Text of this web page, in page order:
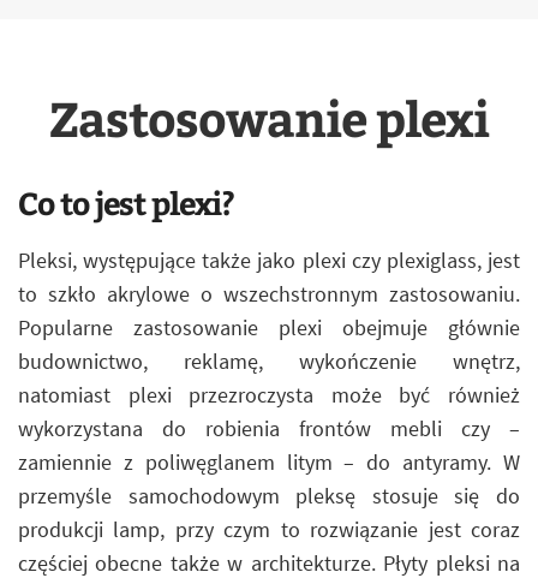
Zastosowanie plexi
Co to jest plexi?
Pleksi, występujące także jako plexi czy plexiglass, jest
to szkło akrylowe o wszechstronnym zastosowaniu.
Popularne zastosowanie plexi obejmuje głównie
budownictwo, reklamę, wykończenie wnętrz,
natomiast plexi przezroczysta może być również
wykorzystana do robienia frontów mebli czy –
zamiennie z poliwęglanem litym – do antyramy. W
przemyśle samochodowym pleksę stosuje się do
produkcji lamp, przy czym to rozwiązanie jest coraz
częściej obecne także w architekturze. Płyty pleksi na